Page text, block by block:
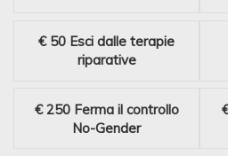
€ 50 Esci dalle terapie
riparative
€ 250 Ferma il controllo
No-Gender